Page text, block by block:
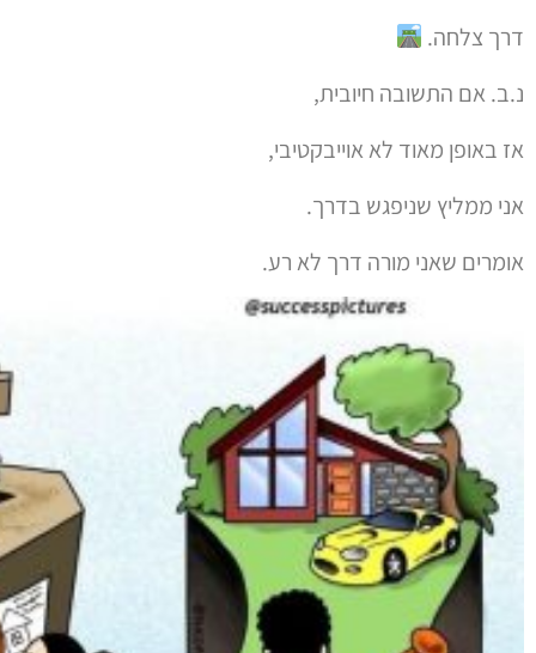
דרך צלחה.
נ.ב. אם התשובה חיובית,
אז באופן מאוד לא אוייבקטיבי,
אני ממליץ שניפגש בדרך.
אומרים שאני מורה דרך לא רע.